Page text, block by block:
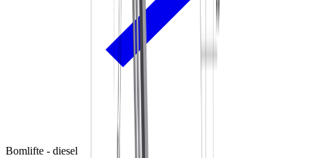
Bomlifte - diesel